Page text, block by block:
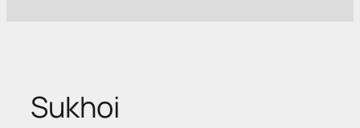
Sukhoi